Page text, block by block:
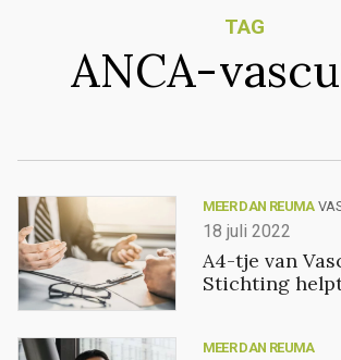
TAG
ANCA-
MEER DAN REUMA
18 juli 2022
A4-tje van
Stichting
MEER DAN REUMA